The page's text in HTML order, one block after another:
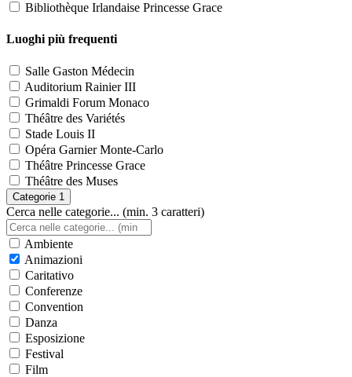
Bibliothèque Irlandaise Princesse Grace
Luoghi più frequenti
Salle Gaston Médecin
Auditorium Rainier III
Grimaldi Forum Monaco
Théâtre des Variétés
Stade Louis II
Opéra Garnier Monte-Carlo
Théâtre Princesse Grace
Théâtre des Muses
Categorie 1
Cerca nelle categorie... (min. 3 caratteri)
Ambiente
Animazioni
Caritativo
Conferenze
Convention
Danza
Esposizione
Festival
Film